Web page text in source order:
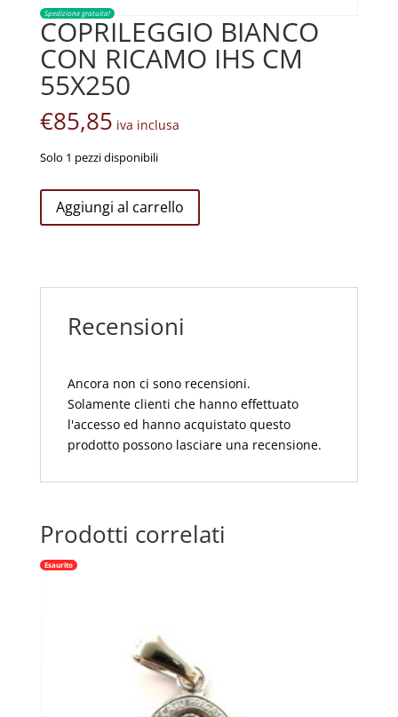
Spedizione gratuita!
COPRILEGGIO BIANCO
CON RICAMO IHS CM
55X250
€85,85 iva inclusa
Solo 1 pezzi disponibili
COPRILEGGIO
BIANCO
55X250
Aggiungi al carrello
Recensioni
Ancora non ci sono recensioni.
Solamente clienti che hanno effettuato
l'accesso ed hanno acquistato questo
prodotto possono lasciare una recensione.
Prodotti correlati
Esaurito